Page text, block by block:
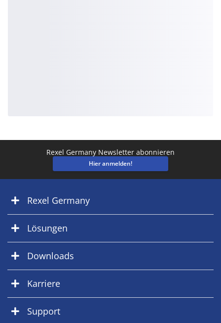
Rexel Germany Newsletter abonnieren
Hier anmelden!
Rexel Germany
Lösungen
Downloads
Karriere
Support